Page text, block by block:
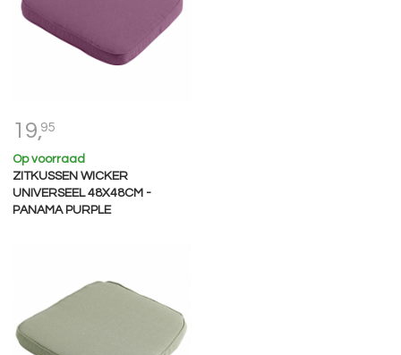
19,95
Op voorraad
ZITKUSSEN WICKER
UNIVERSEEL 48X48CM -
PANAMA PURPLE